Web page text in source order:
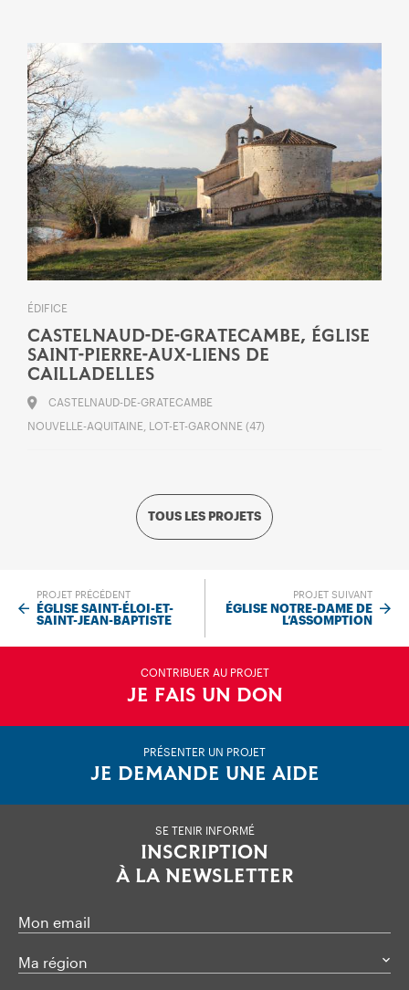
TOUS LES PROJETS
ÉDIFICE
CASTELNAUD-DE-GRATECAMBE, ÉGLISE
SAINT-PIERRE-AUX-LIENS DE
CAILLADELLES
CASTELNAUD-DE-GRATECAMBE
NOUVELLE-AQUITAINE, LOT-ET-GARONNE (47)
PROJET PRÉCÉDENT
ÉGLISE SAINT-ÉLOI-ET-
SAINT-JEAN-BAPTISTE
PROJET SUIVANT
ÉGLISE NOTRE-DAME DE
L’ASSOMPTION
CONTRIBUER AU PROJET
JE FAIS UN DON
PRÉSENTER UN PROJET
JE DEMANDE UNE AIDE
SE TENIR INFORMÉ
INSCRIPTION
À LA NEWSLETTER
Mon email
Ma région